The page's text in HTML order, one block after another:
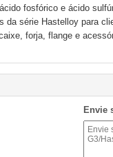
fosfórico e ácido
da série Hastelloy para
forja, flange e
Envie